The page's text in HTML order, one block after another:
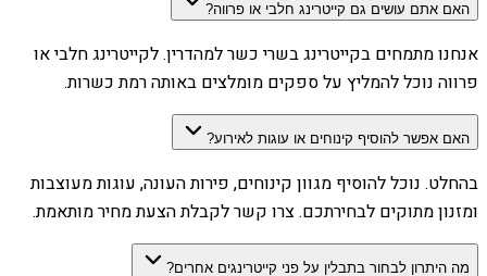
האם אתם עושים גם קייטרינג חלבי או פרווה?
אנחנו מתמחים בקייטרינג בשרי כשר למהדרין. לקייטרינג חלבי או
פרווה נוכל להמליץ על ספקים מומלצים באותה רמת כשרות.
האם אפשר להוסיף קינוחים או עוגות לאירוע?
בהחלט. נוכל להוסיף מגוון קינוחים, פירות העונה, עוגות מעוצבות
ומזנון מתוקים לבחירתכם. צרו קשר לקבלת הצעת מחיר מותאמת.
מה היתרון לבחור בתבלין על פני קייטרינגים אחרים?